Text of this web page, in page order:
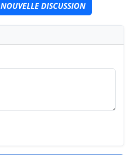
NOUVELLE DISCUSSION